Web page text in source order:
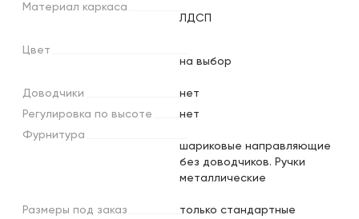
Материал каркаса
ЛДСП
Цвет
на выбор
Доводчики
нет
Регулировка по высоте
нет
Фурнитура
шариковые направляющие
без доводчиков. Ручки
металлические
Размеры под заказ
только стандартные